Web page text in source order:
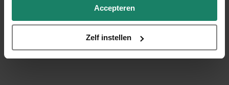
Accepteren
Zelf instellen